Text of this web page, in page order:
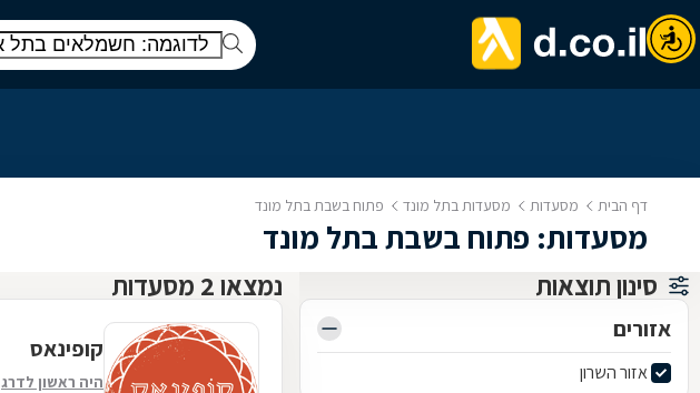
דף הבית מסעדות מסעדות בתל מונד פתוח בשבת בתל מונד
מסעדות: פתוח בשבת בתל מונד
סינון תוצאות
אזורים
אזור השרון
נמצאו 2 מסעדות
קופינאס
היה ראשון לדרג